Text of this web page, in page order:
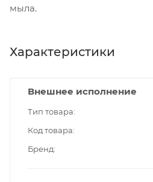
мыла.
Характеристики
Внешнее исполнение
Тип товара
Код товара
Бренд